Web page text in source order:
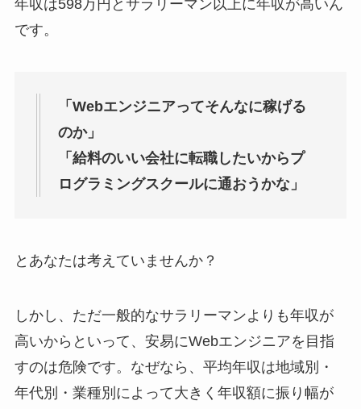
年収は598万円とサラリーマン以上に年収が高いん
です。
「Webエンジニアってそんなに稼げる
のか」
「給料のいい会社に転職したいからプ
ログラミングスクールに通おうかな」
とあなたは考えていませんか？
しかし、ただ一般的なサラリーマンよりも年収が
高いからといって、安易にWebエンジニアを目指
すのは危険です。なぜなら、平均年収は地域別・
年代別・業種別によって大きく年収額に振り幅が